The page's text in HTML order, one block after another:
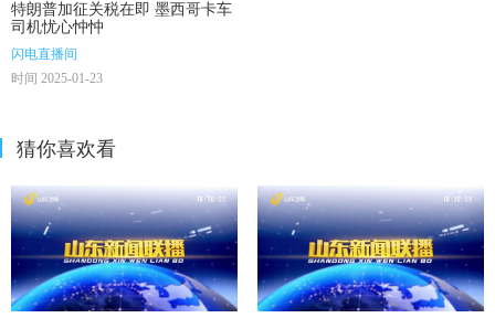
特朗普加征关税在即 墨西哥卡车
司机忧心忡忡
闪电直播间
时间 2025-01-23
猜你喜欢看